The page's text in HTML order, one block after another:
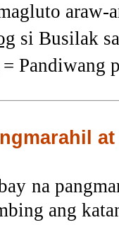
araw-
si Busilak
= Pandiwang
na
ang